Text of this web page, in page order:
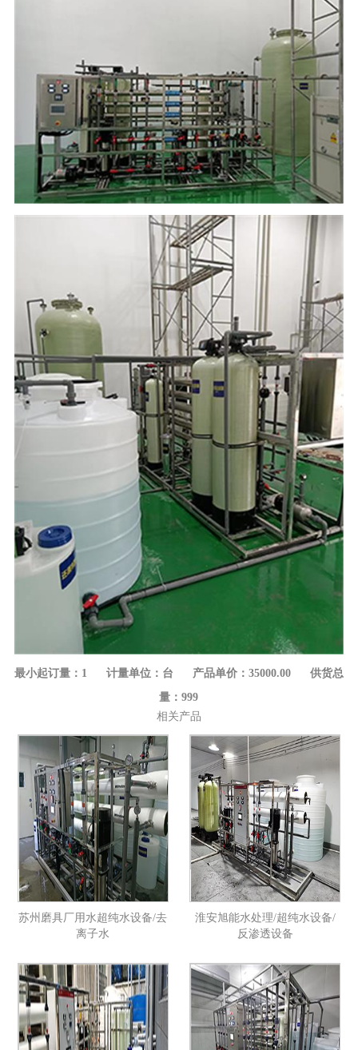
最小起订量：1 计量单位：台 产品单价：35000.00 供货总
量：999
相关产品
苏州磨具厂用水超纯水设备/去
离子水
淮安旭能水处理/超纯水设备/
反渗透设备